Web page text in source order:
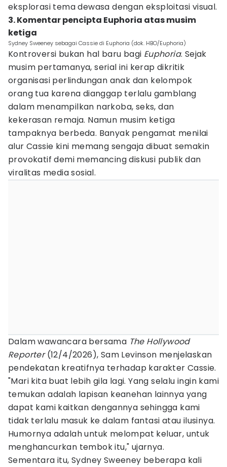
eksplorasi tema dewasa dengan eksploitasi visual.
3. Komentar pencipta Euphoria atas musim
ketiga
Sydney Sweeney sebagai Cassie di Euphoria (dok. HBO/Euphoria)
Kontroversi bukan hal baru bagi Euphoria. Sejak
musim pertamanya, serial ini kerap dikritik
organisasi perlindungan anak dan kelompok
orang tua karena dianggap terlalu gamblang
dalam menampilkan narkoba, seks, dan
kekerasan remaja. Namun musim ketiga
tampaknya berbeda. Banyak pengamat menilai
alur Cassie kini memang sengaja dibuat semakin
provokatif demi memancing diskusi publik dan
viralitas media sosial.
Dalam wawancara bersama The Hollywood
Reporter(12/4/2026), Sam Levinson menjelaskan
pendekatan kreatifnya terhadap karakter Cassie.
"Mari kita buat lebih gila lagi. Yang selalu ingin kami
temukan adalah lapisan keanehan lainnya yang
dapat kami kaitkan dengannya sehingga kami
tidak terlalu masuk ke dalam fantasi atau ilusinya.
Humornya adalah untuk melompat keluar, untuk
menghancurkan tembok itu," ujarnya.
Sementara itu, Sydney Sweeney beberapa kali